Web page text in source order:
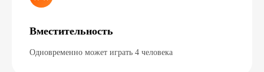
Вместительность
Одновременно может играть 4 человека